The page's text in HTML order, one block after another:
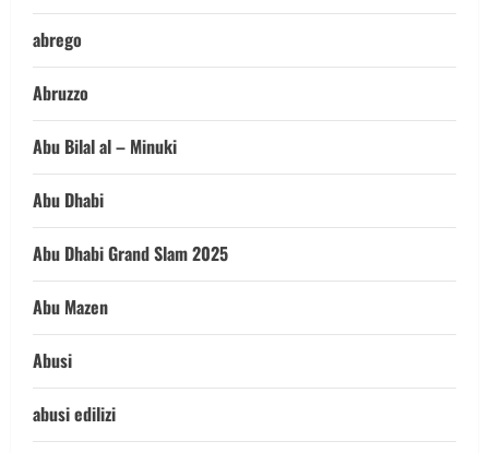
abrego
Abruzzo
Abu Bilal al – Minuki
Abu Dhabi
Abu Dhabi Grand Slam 2025
Abu Mazen
Abusi
abusi edilizi